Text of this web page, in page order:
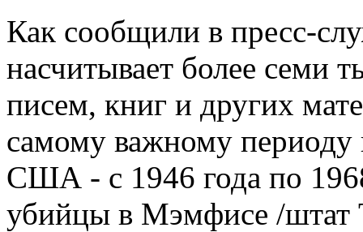
Как сообщили в пресс-
насчитывает более семи
писем, книг и других
самому важному периоду
США - с 1946 года по
убийцы в Мэмфисе /штат